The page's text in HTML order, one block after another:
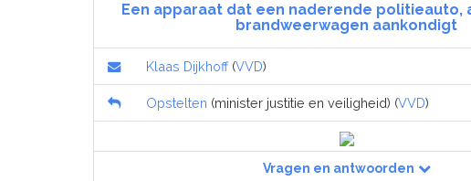
Een apparaat dat een naderende politieauto,
brandweerwagen aankondigt
Klaas Dijkhoff(VVD)
Opstelten (minister justitie en veiligheid) (VVD)
Vragen en antwoorden